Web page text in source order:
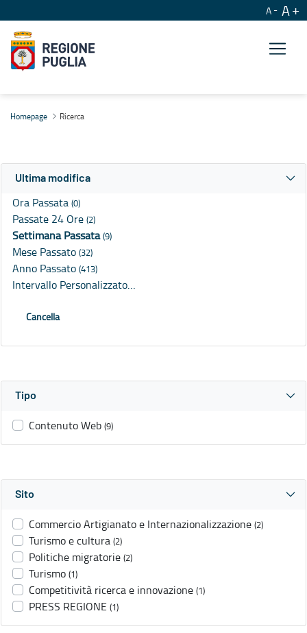
A A
Homepage Ricerca
Ultima modifica
Ora Passata (0)
Passate 24 Ore (2)
Settimana Passata(9)
Mese Passato (32)
Anno Passato (413)
Intervallo Personalizzato…
Cancella
Tipo
Contenuto Web (9)
Sito
Commercio Artigianato e Internazionalizzazione (2)
Turismo e cultura (2)
Politiche migratorie (2)
Turismo (1)
Competitività ricerca e innovazione (1)
PRESS REGIONE (1)